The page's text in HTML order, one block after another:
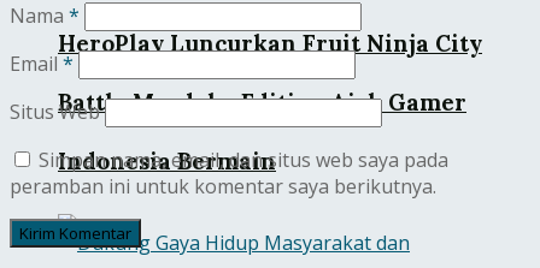
HeroPlay Luncurkan Fruit Ninja City
Battle Merdeka Edition Ajak Gamer
Indonesia Bermain
Nama *
Email*
Situs Web
Simpan nama, email, dan situs web saya pada
peramban ini untuk komentar saya berikutnya.